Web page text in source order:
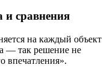
и сравнения
на каждый объект
— так решение не
впечатления».